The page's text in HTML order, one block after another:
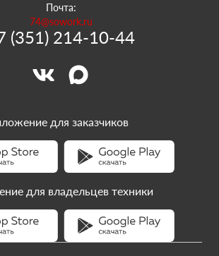
Почта:
74@sowork.ru
(351) 214-10-44
для заказчиков
для владельцев техники